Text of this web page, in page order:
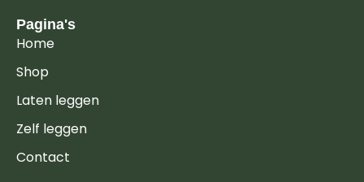
Pagina's
Home
Shop
Laten leggen
Zelf leggen
Contact